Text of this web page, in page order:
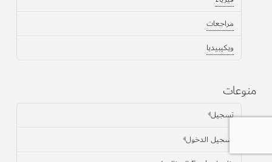
مراجعات
ويكيبيديا
منوعات
تسجيل
تسجيل الدخول